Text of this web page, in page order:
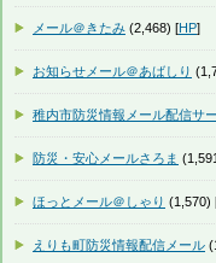
メール＠きたみ (2,468) [HP]
お知らせメール＠あばしり
稚内市防災情報メール配信サ
防災・安心メールさろま
ほっとメール＠しゃり (1,570)
えりも町防災情報配信メール